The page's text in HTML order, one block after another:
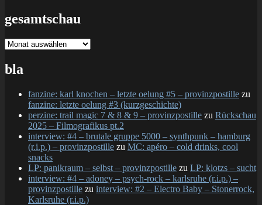
gesamtschau
gesamtschau
bla
fanzine: karl knochen – letzte oelung #5 – provinzpostille zu
fanzine: letzte oelung #3 (kurzgeschichte)
perzine: trail magic 7 & 8 & 9 – provinzpostille zu Rückschau
2025 – Filmografikus pt.2
interview: #4 – brutale gruppe 5000 – synthpunk – hamburg
(r.i.p.) – provinzpostille zu MC: apéro – cold drinks, cool
snacks
LP: panikraum – selbst – provinzpostille zu LP: klotzs – sucht
interview: #4 – adoney – psych-rock – karlsruhe (r.i.p.) –
provinzpostille zu interview: #2 – Electro Baby – Stonerrock,
Karlsruhe (r.i.p.)